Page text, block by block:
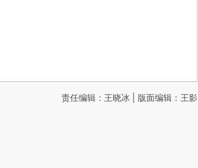
责任编辑：王晓冰 | 版面编辑：王影